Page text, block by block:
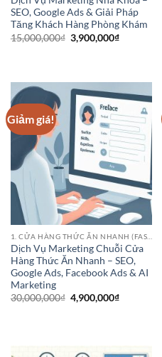
SEO, Google Ads & Giải Pháp
Tăng Khách Hàng Phòng Khám
15,000,000₫ Giá
gốc
3,900,000₫Giá
Giảm giá!
Dịch Vụ Marketing Chuỗi Cửa
Hàng Thức Ăn Nhanh – SEO,
Google Ads, Facebook Ads & AI
Marketing
30,000,000₫ Giá
gốc
4,900,000₫Giá